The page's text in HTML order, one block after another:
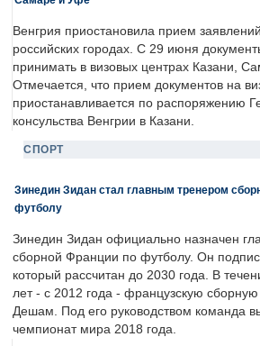
Венгрия приостановила прием
российских городах. С 29 июня
принимать в визовых центрах Казани,
Отмечается, что прием документов на
приостанавливается по распоряжению
консульства Венгрии в Казани.
СПОРТ
Зинедин Зидан стал главным тренером
футболу
Зинедин Зидан официально назначен
сборной Франции по футболу. Он
который рассчитан до 2030 года. В
лет - с 2012 года - французскую сборную
Дешам. Под его руководством команда
чемпионат мира 2018 года.